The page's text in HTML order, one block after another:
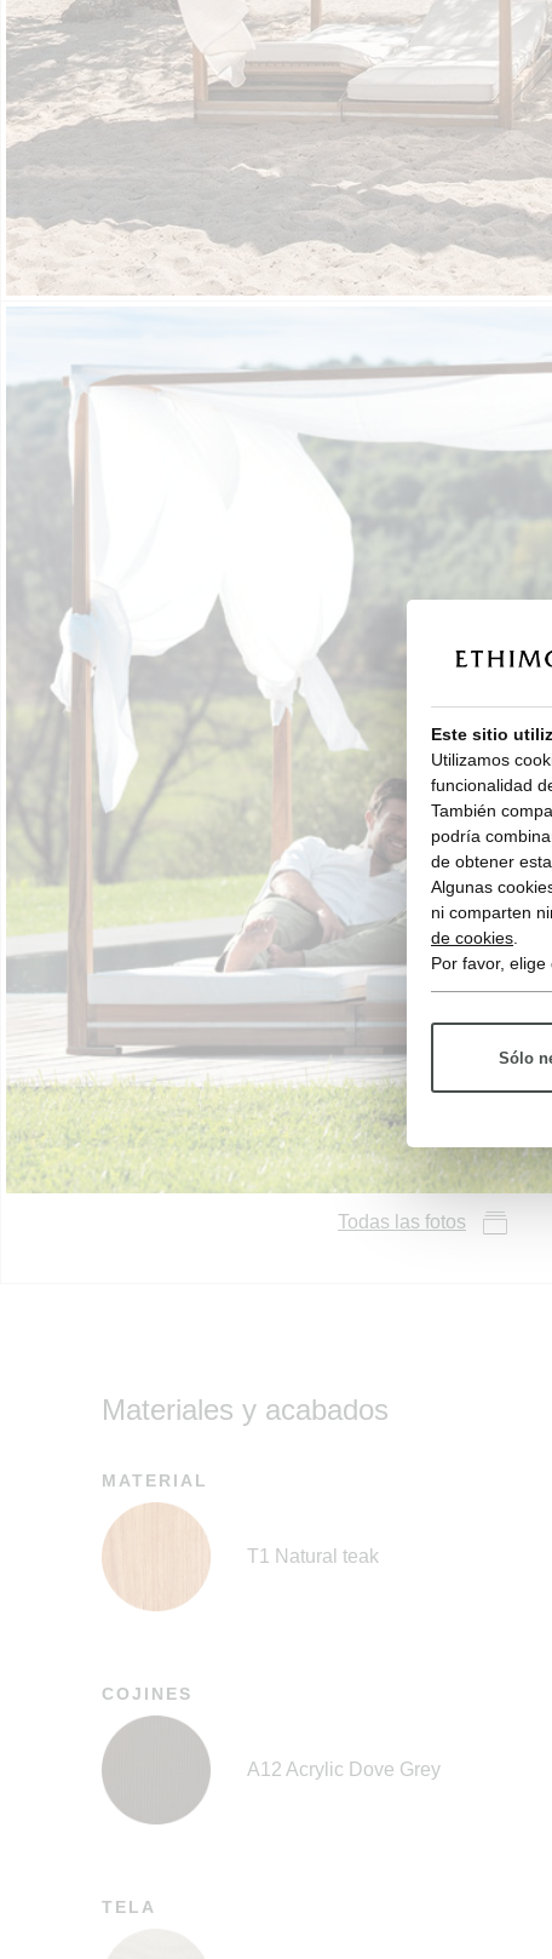
Todas las fotos
Materiales y acabados
MATERIAL
T1 Natural teak
COJINES
A12 Acrylic Dove Grey
TELA
Este sitio
Utilizamos
funcionalidad
También
podría
de obtener
Algunas
ni comparten
de cookies.
Por favor,
Sólo